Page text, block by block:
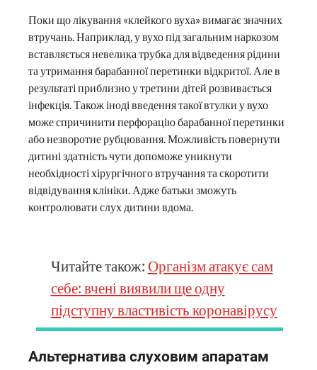
Поки що лікування «клейкого вуха» вимагає значних
втручань. Наприклад, у вухо під загальним наркозом
вставляється невелика трубка для відведення рідини
та утримання барабанної перетинки відкритої. Але в
результаті приблизно у третини дітей розвивається
інфекція. Також іноді введення такої втулки у вухо
може спричинити перфорацію барабанної перетинки
або незворотне рубцювання. Можливість повернути
дитині здатність чути допоможе уникнути
необхідності хірургічного втручання та скоротити
відвідування клініки. Адже батьки зможуть
контролювати слух дитини вдома.
Читайте також: Організм атакує сам
себе: вчені виявили ще одну
підступну властивість коронавірусу
Альтернатива слуховим апаратам